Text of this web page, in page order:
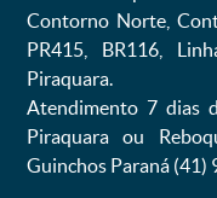
Contorno Norte,
PR415, BR116,
Piraquara.
Atendimento 7 dias
Piraquara ou
Guinchos Paraná (41)